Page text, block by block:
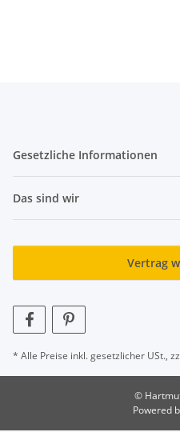
Gesetzliche Informationen
Das sind wir
Vertrag
* Alle Preise inkl. gesetzlicher USt.,
©
Powered